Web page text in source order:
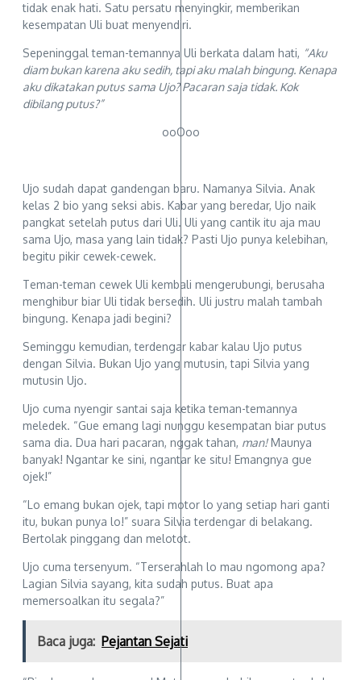
tidak enak hati. Satu persatu menyingkir, memberikan
kesempatan Uli buat menyendiri.
Sepeninggal teman-temannya Uli berkata dalam hati, “Aku
diam bukan karena aku sedih, tapi aku malah bingung. Kenapa
aku dikatakan putus sama Ujo? Pacaran saja tidak. Kok
dibilang putus?”
ooOoo
Ujo sudah dapat gandengan baru. Namanya Silvia. Anak
kelas 2 bio yang seksi abis. Kabar yang beredar, Ujo naik
pangkat setelah putus dari Uli. Uli yang cantik itu aja mau
sama Ujo, masa yang lain tidak? Pasti Ujo punya kelebihan,
begitu pikir cewek-cewek.
Teman-teman cewek Uli kembali mengerubungi, berusaha
menghibur biar Uli tidak bersedih. Uli justru malah tambah
bingung. Kenapa jadi begini?
Seminggu kemudian, terdengar kabar kalau Ujo putus
dengan Silvia. Bukan Ujo yang mutusin, tapi Silvia yang
mutusin Ujo.
Ujo cuma nyengir santai saja ketika teman-temannya
meledek. “Gue emang lagi nunggu kesempatan biar putus
sama dia. Dua hari pacaran, nggak tahan, man!Maunya
banyak! Ngantar ke sini, ngantar ke situ! Emangnya gue
ojek!”
“Lo emang bukan ojek, tapi motor lo yang setiap hari ganti
itu, bukan punya lo!” suara Silvia terdengar di belakang.
Bertolak pinggang dan melotot.
Ujo cuma tersenyum. “Terserahlah lo mau ngomong apa?
Lagian Silvia sayang, kita sudah putus. Buat apa
memersoalkan itu segala?”
Baca juga: Pejantan Sejati